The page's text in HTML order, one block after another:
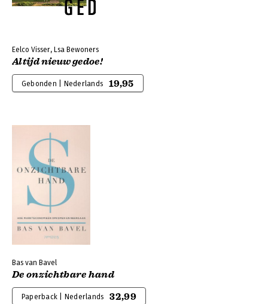
Eelco Visser, Lsa Bewoners
Altijd nieuw gedoe!
Gebonden | Nederlands 19,95
Bas van Bavel
De onzichtbare hand
Paperback | Nederlands 32,99